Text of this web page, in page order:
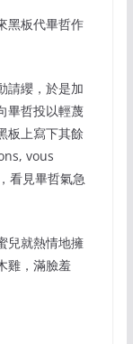
黑板代畢哲作
請纓，於是加
畢哲投以輕蔑
板上寫下其餘
vous
看見畢哲氣急
兒就熱情地擁
雞，滿臉羞